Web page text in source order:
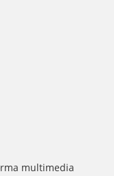
multimedia